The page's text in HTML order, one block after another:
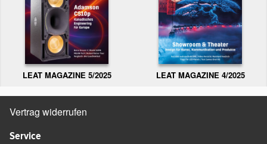
LEAT MAGAZINE 5/2025 LEAT MAGAZINE 4/2025
Vertrag widerrufen
Service